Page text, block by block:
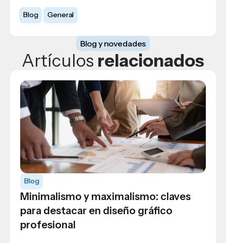
Blog General
Blog y novedades
Artículos relacionados
Blog
Minimalismo y maximalismo: claves
para destacar en diseño gráfico
profesional
Blog
Niveles y grados académicos de
Blog
Conoce el significado del lema de